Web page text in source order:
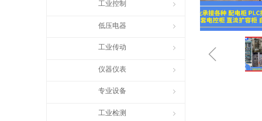
ꁆ
ꁇ
工业控制
ꁇ
低压电器
ꁇ
工业传动
ꁇ
仪器仪表
ꁇ
专业设备
ꁇ
工业检测